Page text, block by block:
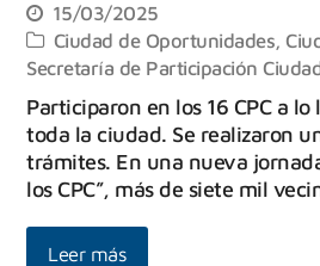
15/03/2025
Ciudad de Oportunidades,
Secretaría de Participación
Participaron en los 16 CPC a
toda la ciudad. Se realizaron
trámites. En una nueva
los CPC”, más de siete mil
Leer más